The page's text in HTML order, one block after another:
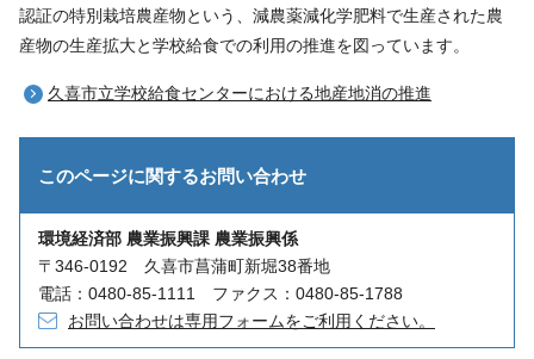
認証の特別栽培農産物という、減農薬減化学肥料で生産された農
産物の生産拡大と学校給食での利用の推進を図っています。
久喜市立学校給食センターにおける地産地消の推進
このページに関するお問い合わせ
環境経済部 農業振興課 農業振興係
〒346-0192 久喜市菖蒲町新堀38番地
電話：0480-85-1111 ファクス：0480-85-1788
お問い合わせは専用フォームをご利用ください。